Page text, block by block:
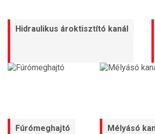
Hidraulikus ároktisztító kanál
Fúrómeghajtó Mélyásó